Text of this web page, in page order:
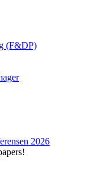
(F&DP)
2026